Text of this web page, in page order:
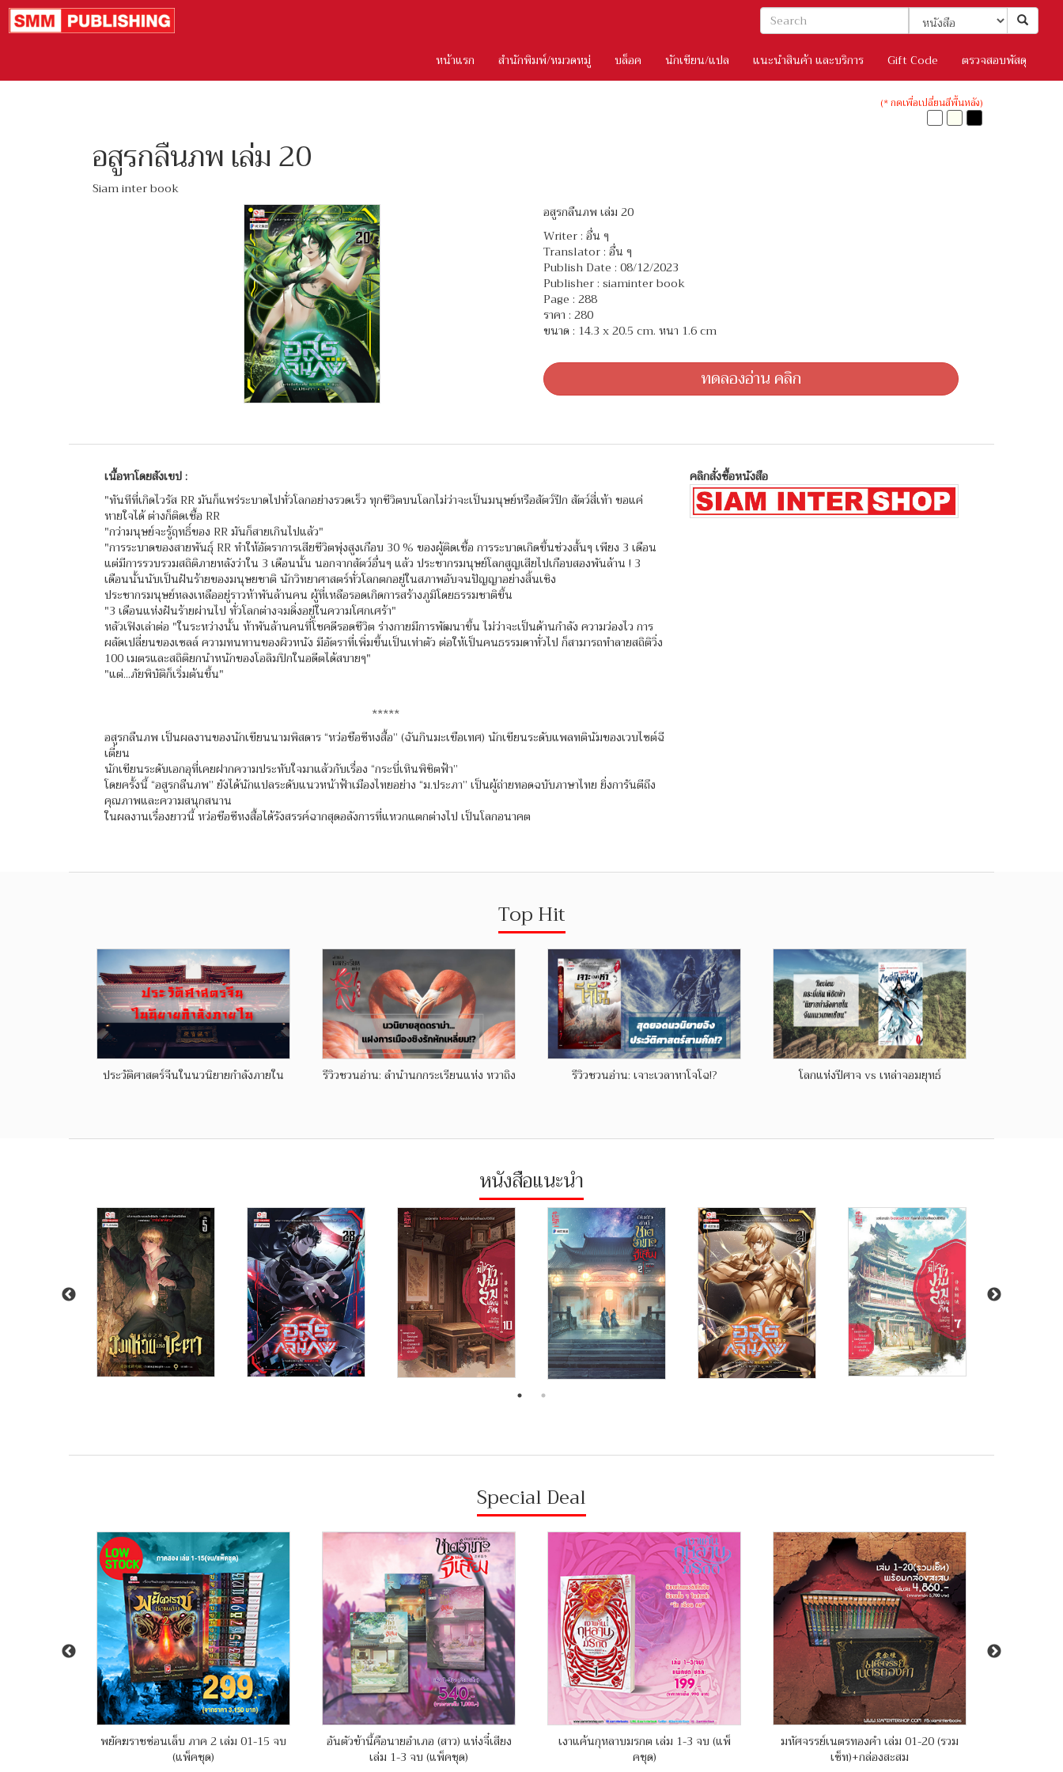
หน้าแรก สำนักพิมพ์/หมวดหมู่ บล็อค นักเขียน/แปล แนะนำสินค้า และบริการ Gift Code ตรวจสอบพัสดุ
(* กดเพื่อเปลี่ยนสีพื้นหลัง)
อสูรกลืนภพ เล่ม 20
Siam inter book
อสูรกลืนภพ เล่ม 20
Writer : อื่น ๆ
Translator : อื่น ๆ
Publish Date : 08/12/2023
Publisher : siaminter book
Page : 288
ราคา : 280
ขนาด : 14.3 x 20.5 cm. หนา 1.6 cm
ทดลองอ่าน คลิก
เนื้อหาโดยสังเขป :
"ทันทีที่เกิดไวรัส RR มันก็แพร่ระบาดไปทั่วโลกอย่างรวดเร็ว ทุกชีวิตบนโลกไม่ว่าจะเป็นมนุษย์หรือสัตว์ปีก สัตว์สี่เท้า ขอแค่
หายใจได้ ต่างก็ติดเชื้อ RR
"กว่ามนุษย์จะรู้ฤทธิ์ของ RR มันก็สายเกินไปแล้ว"
"การระบาดของสายพันธุ์ RR ทำให้อัตราการเสียชีวิตพุ่งสูงเกือบ 30 % ของผู้ติดเชื้อ การระบาดเกิดขึ้นช่วงสั้นๆ เพียง 3 เดือน
แต่มีการรวบรวมสถิติภายหลังว่าใน 3 เดือนนั้น นอกจากสัตว์อื่นๆ แล้ว ประชากรมนุษย์โลกสูญเสียไปเกือบสองพันล้าน ! 3
เดือนนั้นนับเป็นฝันร้ายของมนุษยชาติ นักวิทยาศาสตร์ทั่วโลกตกอยู่ในสภาพอับจนปัญญาอย่างสิ้นเชิง
ประชากรมนุษย์หลงเหลืออยู่ราวห้าพันล้านคน ผู้ที่เหลือรอดเกิดการสร้างภูมิโดยธรรมชาติขึ้น
"3 เดือนแห่งฝันร้ายผ่านไป ทั่วโลกต่างจมดิ่งอยู่ในความโศกเศร้า"
หลัวเฟิงเล่าต่อ "ในระหว่างนั้น ห้าพันล้านคนที่โชคดีรอดชีวิต ร่างกายมีการพัฒนาขึ้น ไม่ว่าจะเป็นด้านกำลัง ความว่องไว การ
ผลัดเปลี่ยนของเซลล์ ความทนทานของผิวหนัง มีอัตราที่เพิ่มขึ้นเป็นเท่าตัว ต่อให้เป็นคนธรรมดาทั่วไป ก็สามารถทำลายสถิติวิ่ง
100 เมตรและสถิติยกนำหนักของโอลิมปิกในอดีตได้สบายๆ"
"แต่...ภัยพิบัติก็เริ่มต้นขึ้น"
*****
อสูรกลืนภพ เป็นผลงานของนักเขียนนามพิสดาร “หว่อชือซีหงสื้อ” (ฉันกินมะเขือเทศ) นักเขียนระดับแพลทตินัมของเวบไซต์ฉี
เตี่ยน
นักเขียนระดับเอกอุที่เคยฝากความประทับใจมาแล้วกับเรื่อง “กระบี่เหินพิชิตฟ้า”
โดยครั้งนี้ “อสูรกลืนภพ” ยังได้นักแปลระดับแนวหน้าฟ้าเมืองไทยอย่าง “ม.ประภา” เป็นผู้ถ่ายทอดฉบับภาษาไทย ยิ่งการันตีถึง
คุณภาพและความสนุกสนาน
ในผลงานเรื่องยาวนี้ หว่อชือซีหงสื้อได้รังสรรค์ฉากสุดอลังการที่แหวกแตกต่างไป เป็นโลกอนาคต
คลิกสั่งซื้อหนังสือ
Top Hit
ประวัติศาสตร์จีนในนวนิยายกำลังภายใน รีวิวชวนอ่าน: ลำนำนกกระเรียนแห่ง หวาถิง รีวิวชวนอ่าน: เจาะเวลาหาโจโฉ!? โลกแห่งปีศาจ vs เหล่าจอมยุทธ์
หนังสือแนะนำ
Special Deal
พยัคฆราชซ่อนเล็บ ภาค 2 เล่ม 01-15 จบ
(แพ็คชุด)
อันตัวข้านี้คือนายอำเภอ (สาว) แห่งจี๋เสียง
เล่ม 1-3 จบ (แพ็คชุด)
เงาแค้นกุหลาบมรกต เล่ม 1-3 จบ (แพ็
คชุด)
มหัศจรรย์เนตรทองคำ เล่ม 01-20 (รวม
เซ็ท)+กล่องสะสม